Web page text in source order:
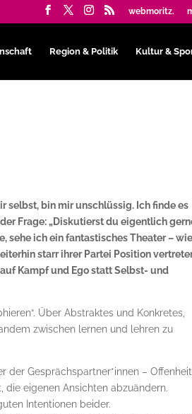
webmoritz.
Region & Politik Kultur &
selbst, bin mir unschlüssig. Ich finde es
Frage: „Diskutierst du eigentlich
sehe ich ein fantastisches Theater – wie
starr ihrer Partei Position
Kampf und Ego statt Selbst- und
Über Abstraktes und Konkretes,
zwischen lernen und lehren zu
der Gesprächspartner*innen – Offenheit
eigenen Ansichten abzuändern.
Intentionen beider.